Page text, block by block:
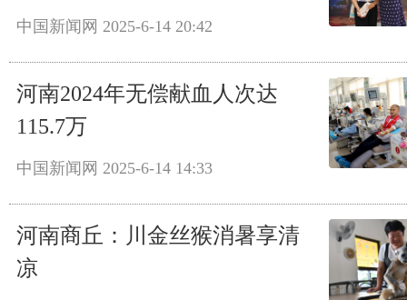
中国新闻网 2025-6-14 20:42
河南2024年无偿献血人次达
115.7万
中国新闻网 2025-6-14 14:33
河南商丘：川金丝猴消暑享清
凉